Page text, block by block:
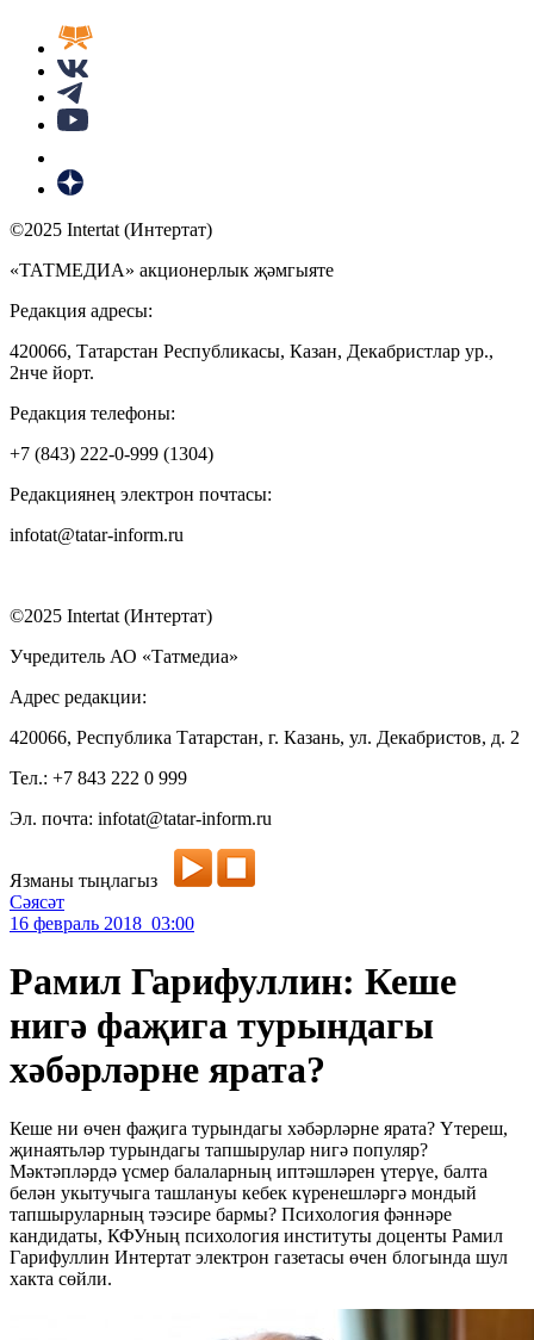
©2025 Intertat (Интертат)
«ТАТМЕДИА» акционерлык җәмгыяте
Редакция адресы:
420066, Татарстан Республикасы, Казан, Декабристлар ур.,
2нче йорт.
Редакция телефоны:
+7 (843) 222-0-999 (1304)
Редакциянең электрон почтасы:
infotat@tatar-inform.ru
©2025 Intertat (Интертат)
Учредитель АО «Татмедиа»
Адрес редакции:
420066, Республика Татарстан, г. Казань, ул. Декабристов, д. 2
Тел.: +7 843 222 0 999
Эл. почта: infotat@tatar-inform.ru
Язманы тыңлагыз
Сәясәт
16 февраль 2018 03:00
Рамил Гарифуллин: Кеше
нигә фаҗига турындагы
хәбәрләрне ярата?
Кеше ни өчен фаҗига турындагы хәбәрләрне ярата? Үтереш,
җинаятьләр турындагы тапшырулар нигә популяр?
Мәктәпләрдә үсмер балаларның иптәшләрен үтерүе, балта
белән укытучыга ташлануы кебек күренешләргә мондый
тапшыруларның тәэсире бармы? Психология фәннәре
кандидаты, КФУның психология институты доценты Рамил
Гарифуллин Интертат электрон газетасы өчен блогында шул
хакта сөйли.